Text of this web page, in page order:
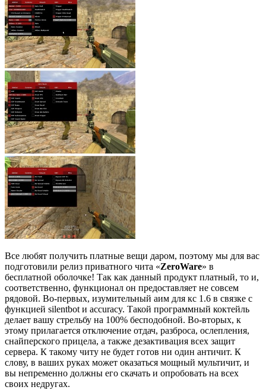
Все любят получить платные вещи даром, поэтому мы для вас
подготовили релиз приватного чита «ZeroWare» в
бесплатной оболочке! Так как данный продукт платный, то и,
соответственно, функционал он предоставляет не совсем
рядовой. Во-первых, изумительный аим для кс 1.6 в связке с
функцией silentbot и accuracy. Такой программный коктейль
делает вашу стрельбу на 100% бесподобной. Во-вторых, к
этому прилагается отключение отдач, разброса, ослепления,
снайперского прицела, а также дезактивация всех защит
сервера. К такому читу не будет готов ни один античит. К
слову, в ваших руках может оказаться мощный мультичит, и
вы непременно должны его скачать и опробовать на всех
своих недругах.